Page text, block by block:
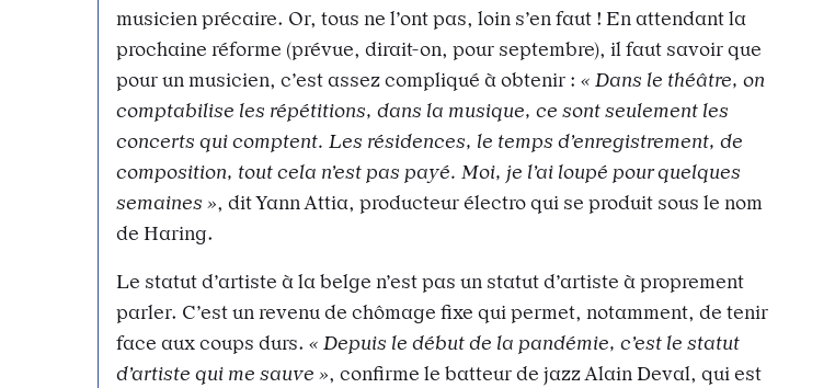
musicien précaire. Or, tous ne l’ont pas, loin s’en faut ! En attendant la
prochaine réforme (prévue, dirait-on, pour septembre), il faut savoir que
pour un musicien, c’est assez compliqué à obtenir : « Dans le théâtre, on
comptabilise les répétitions, dans la musique, ce sont seulement les
concerts qui comptent. Les résidences, le temps d’enregistrement, de
composition, tout cela n’est pas payé. Moi, je l’ai loupé pour quelques
semaines », dit Yann Attia, producteur électro qui se produit sous le nom
de Haring.
Le statut d’artiste à la belge n’est pas un statut d’artiste à proprement
parler. C’est un revenu de chômage fixe qui permet, notamment, de tenir
face aux coups durs. « Depuis le début de la pandémie, c’est le statut
d’artiste qui me sauve », confirme le batteur de jazz Alain Deval, qui est